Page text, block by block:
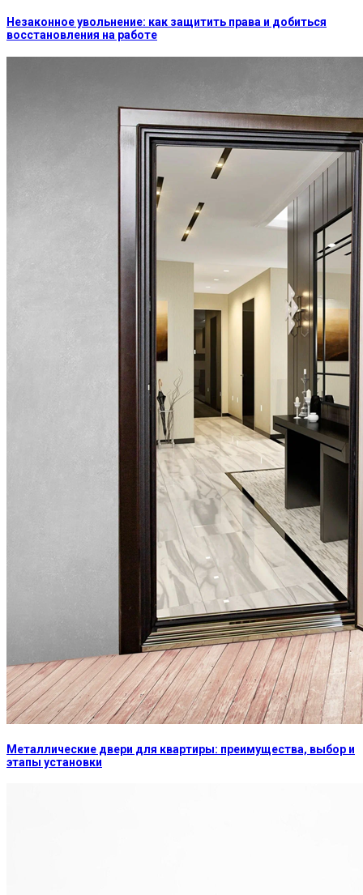
Незаконное увольнение: как защитить права и добиться
восстановления на работе
Металлические двери для квартиры: преимущества, выбор и
этапы установки